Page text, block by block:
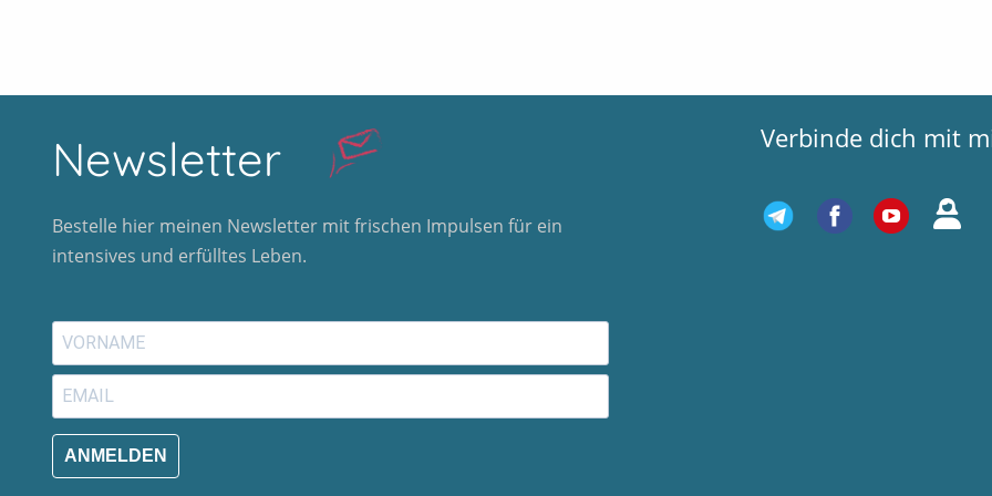
Newsletter
Bestelle hier meinen Newsletter mit frischen Impulsen für ein
intensives und erfülltes Leben.
ANMELDEN
Verbinde dich mit